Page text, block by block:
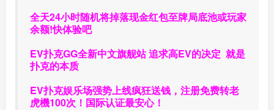
全天24小时随机将掉落现金红包至牌局底池或玩家
余额!快体验吧
EV扑克GG全新中文旗舰站追求高EV的决定 就是
扑克的本质
EV扑克娱乐场强势上线疯狂送钱，注册免费转老
虎機100次！国际认证最安心！